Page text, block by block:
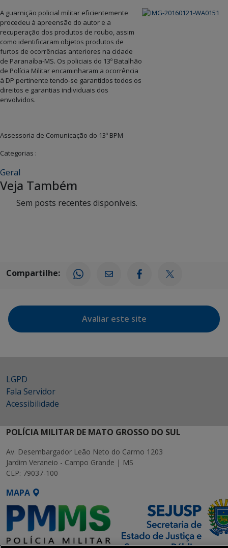
A guarnição policial militar eficientemente
procedeu à apreensão do autor e a
recuperação dos produtos de roubo, assim
como identificaram objetos produtos de
furtos de ocorrências anteriores na cidade
de Paranaíba-MS. Os policiais do 13º Batalhão
de Polícia Militar encaminharam a ocorrência
à DP pertinente tendo-se garantidos todos os
direitos e garantias individuais dos
envolvidos.
Assessoria de Comunicação do 13º BPM
Categorias :
Geral
Veja Também
Sem posts recentes disponíveis.
Compartilhe:
Avaliar este site
LGPD
Fala Servidor
Acessibilidade
POLÍCIA MILITAR DE MATO GROSSO DO SUL
Av. Desembargador Leão Neto do Carmo 1203
Jardim Veraneio - Campo Grande | MS
CEP: 79037-100
MAPA